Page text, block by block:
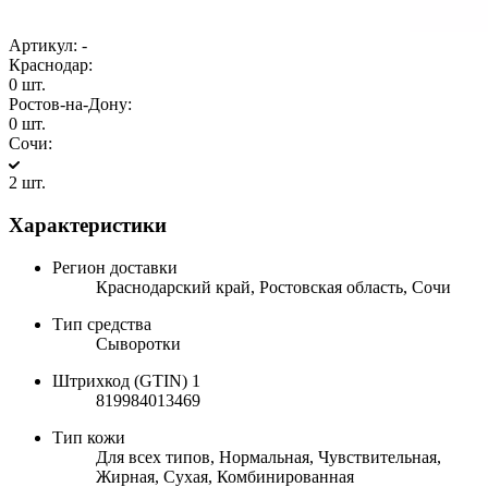
Артикул: -
Краснодар:
0 шт.
Ростов-на-Дону:
0 шт.
Сочи:
2 шт.
Характеристики
Регион доставки
Краснодарский край, Ростовская область, Сочи
Тип средства
Сыворотки
Штрихкод (GTIN) 1
819984013469
Тип кожи
Для всех типов, Нормальная, Чувствительная,
Жирная, Сухая, Комбинированная